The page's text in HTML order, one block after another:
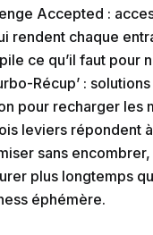
Accepted :
rendent chaque
ce qu’il faut pour
Récup’ :
pour recharger les
leviers répondent
sans
plus longtemps
éphémère.